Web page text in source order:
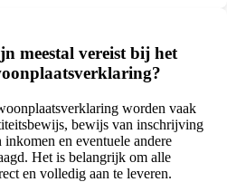
meestal vereist bij het
worden vaak
bewijs van inschrijving
en eventuele andere
Het is belangrijk om alle
en volledig aan te leveren.